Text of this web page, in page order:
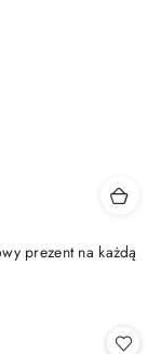
prezent na każdą